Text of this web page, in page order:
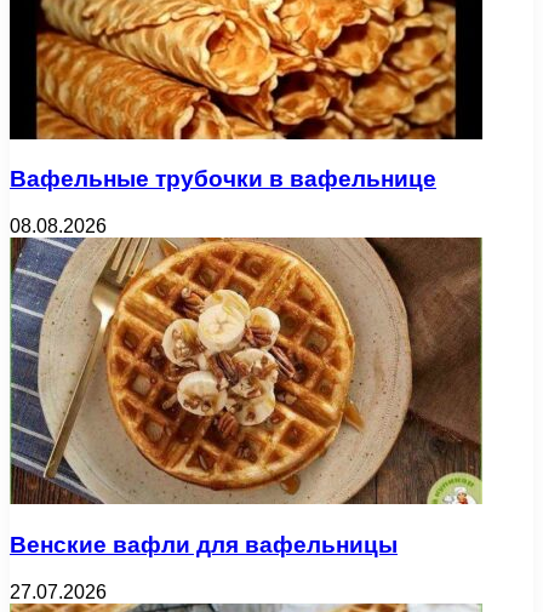
Вафельные трубочки в вафельнице
08.08.2026
Венские вафли для вафельницы
27.07.2026